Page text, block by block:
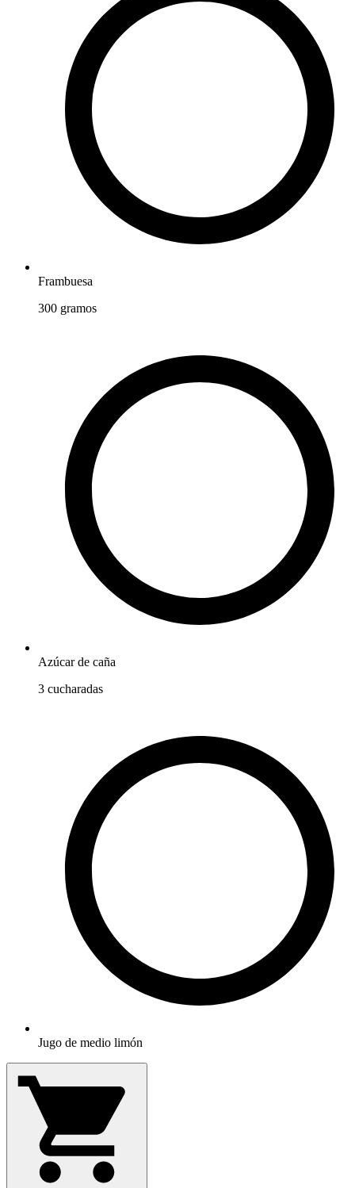
Frambuesa
300 gramos
Azúcar de caña
3 cucharadas
Jugo de medio limón